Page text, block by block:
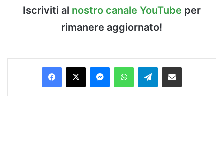
Iscriviti al nostro canale YouTube per
rimanere aggiornato!
Facebook
X MessengerWhatsAppTelegramCondividi via Email